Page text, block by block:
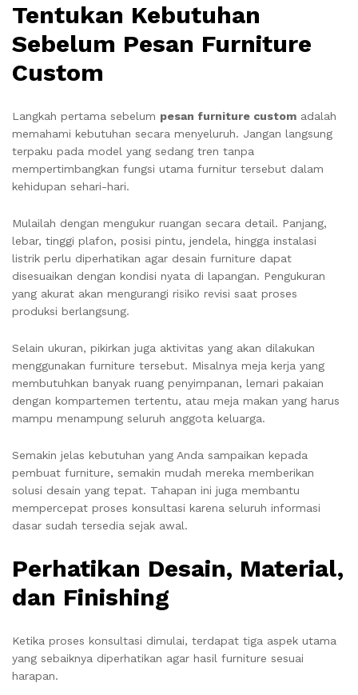
Tentukan Kebutuhan
Sebelum Pesan Furniture
Custom
Langkah pertama sebelum pesan furniture custom adalah
memahami kebutuhan secara menyeluruh. Jangan langsung
terpaku pada model yang sedang tren tanpa
mempertimbangkan fungsi utama furnitur tersebut dalam
kehidupan sehari-hari.
Mulailah dengan mengukur ruangan secara detail. Panjang,
lebar, tinggi plafon, posisi pintu, jendela, hingga instalasi
listrik perlu diperhatikan agar desain furniture dapat
disesuaikan dengan kondisi nyata di lapangan. Pengukuran
yang akurat akan mengurangi risiko revisi saat proses
produksi berlangsung.
Selain ukuran, pikirkan juga aktivitas yang akan dilakukan
menggunakan furniture tersebut. Misalnya meja kerja yang
membutuhkan banyak ruang penyimpanan, lemari pakaian
dengan kompartemen tertentu, atau meja makan yang harus
mampu menampung seluruh anggota keluarga.
Semakin jelas kebutuhan yang Anda sampaikan kepada
pembuat furniture, semakin mudah mereka memberikan
solusi desain yang tepat. Tahapan ini juga membantu
mempercepat proses konsultasi karena seluruh informasi
dasar sudah tersedia sejak awal.
Perhatikan Desain, Material,
dan Finishing
Ketika proses konsultasi dimulai, terdapat tiga aspek utama
yang sebaiknya diperhatikan agar hasil furniture sesuai
harapan.